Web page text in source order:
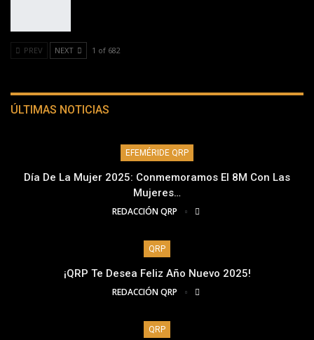
PREV NEXT 1 of 682
ÚLTIMAS NOTICIAS
EFEMÉRIDE QRP
Día De La Mujer 2025: Conmemoramos El 8M Con Las
Mujeres…
REDACCIÓN QRP
QRP
¡QRP Te Desea Feliz Año Nuevo 2025!
REDACCIÓN QRP
QRP